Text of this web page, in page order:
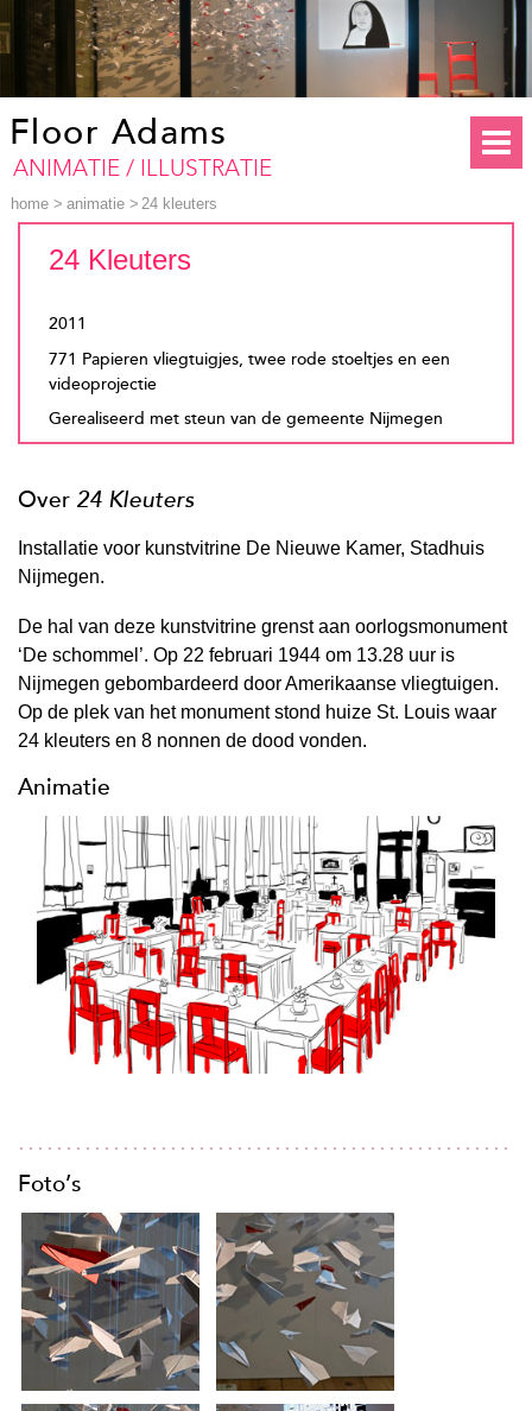
Floor Adams
ANIMATIE / ILLUSTRATIE
home > animatie> 24 kleuters
24 Kleuters
2011
771 Papieren vliegtuigjes, twee rode stoeltjes en een
videoprojectie
Gerealiseerd met steun van de gemeente Nijmegen
Over 24 Kleuters
Installatie voor kunstvitrine De Nieuwe Kamer, Stadhuis
Nijmegen.
De hal van deze kunstvitrine grenst aan oorlogsmonument
‘De schommel’. Op 22 februari 1944 om 13.28 uur is
Nijmegen gebombardeerd door Amerikaanse vliegtuigen.
Op de plek van het monument stond huize St. Louis waar
24 kleuters en 8 nonnen de dood vonden.
Animatie
Foto’s